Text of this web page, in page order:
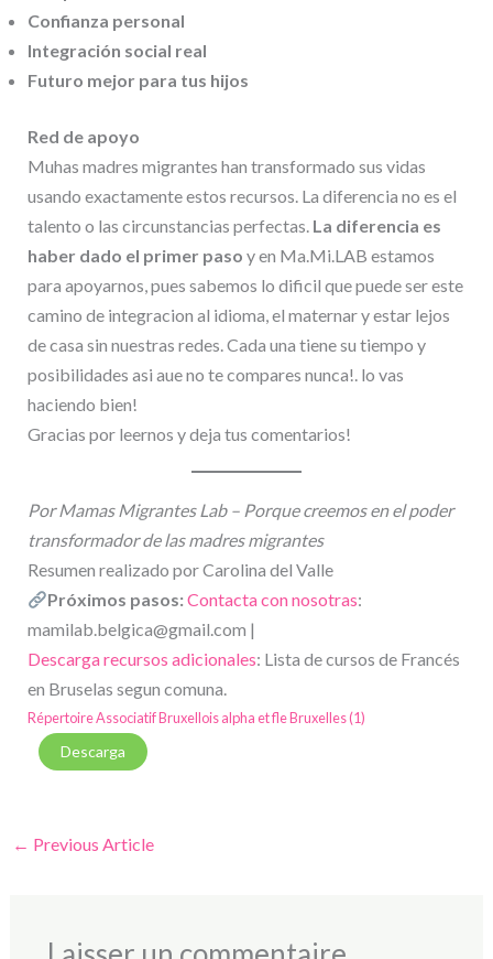
Confianza personal
Integración social real
Futuro mejor para tus hijos
Red de apoyo
Muhas madres migrantes han transformado sus vidas
usando exactamente estos recursos. La diferencia no es el
talento o las circunstancias perfectas. La diferencia es
haber dado el primer paso y en Ma.Mi.LAB estamos
para apoyarnos, pues sabemos lo dificil que puede ser este
camino de integracion al idioma, el maternar y estar lejos
de casa sin nuestras redes. Cada una tiene su tiempo y
posibilidades asi aue no te compares nunca!. lo vas
haciendo bien!
Gracias por leernos y deja tus comentarios!
Por Mamas Migrantes Lab – Porque creemos en el poder
transformador de las madres migrantes
Resumen realizado por Carolina del Valle
Próximos pasos: Contacta con nosotras:
mamilab.belgica@gmail.com |
Descarga recursos adicionales: Lista de cursos de Francés
en Bruselas segun comuna.
Répertoire Associatif Bruxellois alpha et fle Bruxelles (1)
Descarga
← Previous Article